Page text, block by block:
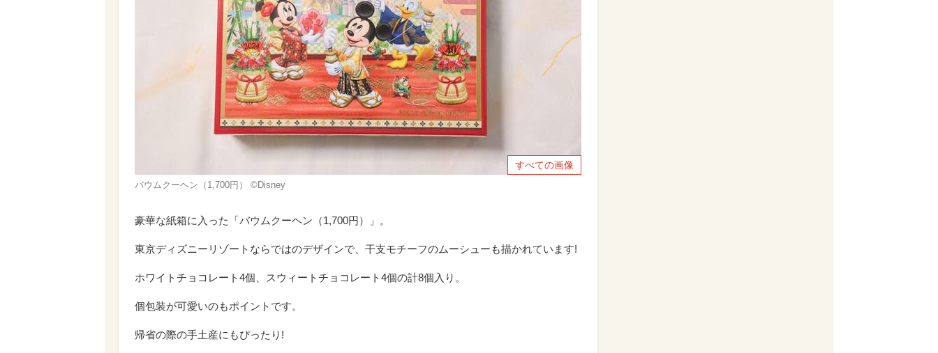
すべての画像
バウムクーヘン（1,700円） ©Disney
豪華な紙箱に入った「バウムクーヘン（1,700円）」。
東京ディズニーリゾートならではのデザインで、干支モチーフのムーシューも描かれています!
ホワイトチョコレート4個、スウィートチョコレート4個の計8個入り。
個包装が可愛いのもポイントです。
帰省の際の手土産にもぴったり!